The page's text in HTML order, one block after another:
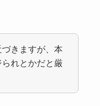
きますが、本
れとかだと厳